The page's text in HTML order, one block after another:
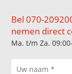
Bel 070-
nemen direct
Ma. t/m Za.